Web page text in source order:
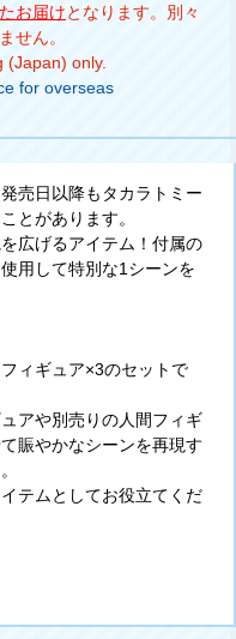
お届けとなります。別々
せん。
(Japan) only.
for overseas
売日以降もタカラトミー
とがあります。
広げるアイテム！付属の
用して特別な1シーンを
ィギュア×3のセットで
アや別売りの人間フィギ
賑やかなシーンを再現す
テムとしてお役立てくだ